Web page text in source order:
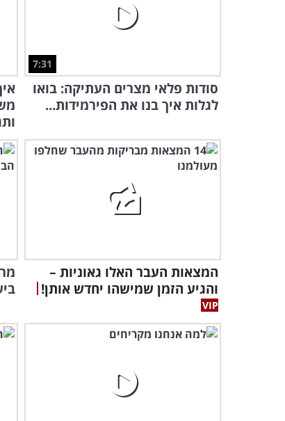
7:31
סודות פלאי מצרים העתיקה: בואו
לגלות איך בנו את הפירמידות...
המצאות העבר האלו גאוניות –
והגיע הזמן שמישהו יחדש אותן!